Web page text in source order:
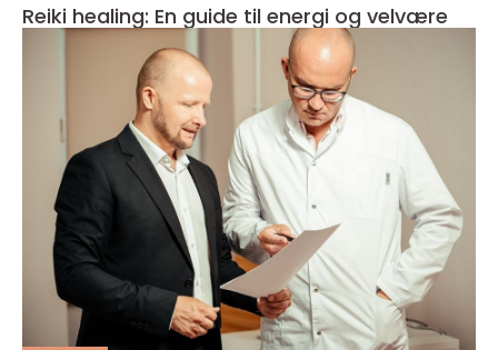
Reiki healing: En guide til energi og velvære